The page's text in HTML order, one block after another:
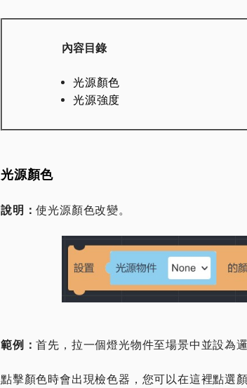
內容目錄
光源顏色
光源強度
光源顏色
說明：使光源顏色改變。
範例：首先，拉一個燈光物件至場景中並設為
點擊顏色時會出現檢色器，您可以在這裡點選